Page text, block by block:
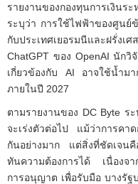
รายงานของกองทุนการเงิน
ระบุว่า การใช้ไฟฟ้าของศูนย์
กับประเทศเยอรมนีและฝรั่งเ
ChatGPT ของ OpenAI นักวิ
เกี่ยวข้องกับ AI อาจใช้น้ำม
ภายในปี 2027
ตามรายงานของ DC Byte ร
จะเร่งตัวต่อไป แม้ว่าการคา
กันอย่างมาก แต่สิ่งที่ชัดเจน
ทันความต้องการได้ เนื่องจา
การอนุญาต เพื่อรับมือ บางรัฐ